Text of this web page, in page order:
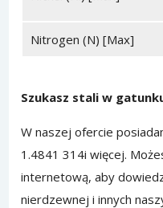
Nitrogen (N) [Max]
Szukasz stali w
W naszej ofercie
1.4841 314i więcej.
internetową, aby
nierdzewnej i innych